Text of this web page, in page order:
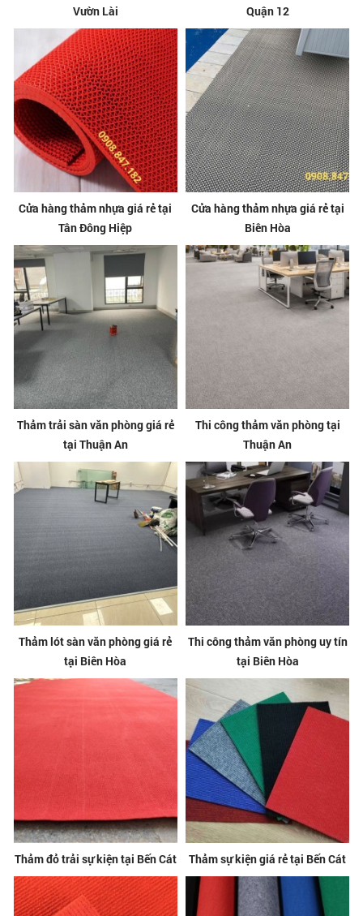
Vườn Lài Quận 12
Cửa hàng thảm nhựa giá rẻ tại
Tân Đông Hiệp
Cửa hàng thảm nhựa giá rẻ tại
Biên Hòa
Thảm trải sàn văn phòng giá rẻ
tại Thuận An
Thi công thảm văn phòng tại
Thuận An
Thảm lót sàn văn phòng giá rẻ
tại Biên Hòa
Thi công thảm văn phòng uy tín
tại Biên Hòa
Thảm đỏ trải sự kiện tại Bến Cát Thảm sự kiện giá rẻ tại Bến Cát